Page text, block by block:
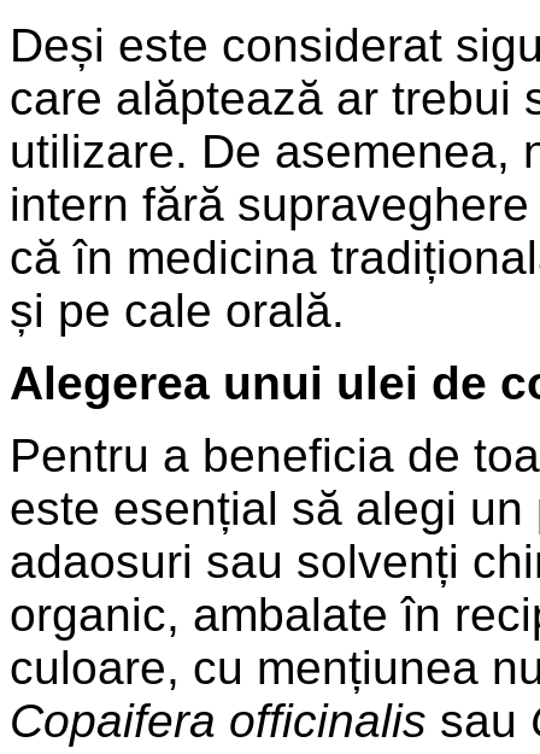
Deși este considerat
care alăptează ar trebui
utilizare. De asemenea,
intern fără
că în medicina
și pe cale orală.
Alegerea unui ulei de
Pentru a beneficia de
este esențial să alegi
adaosuri sau solvenți
organic, ambalate în
culoare, cu mențiunea
Copaifera officinalis sau